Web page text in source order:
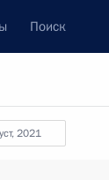
Поиск
2021